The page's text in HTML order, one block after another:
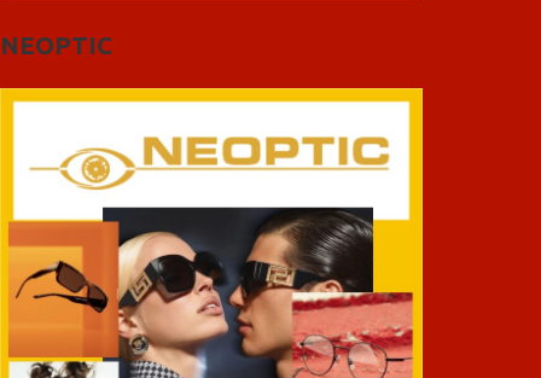
NEOPTIC